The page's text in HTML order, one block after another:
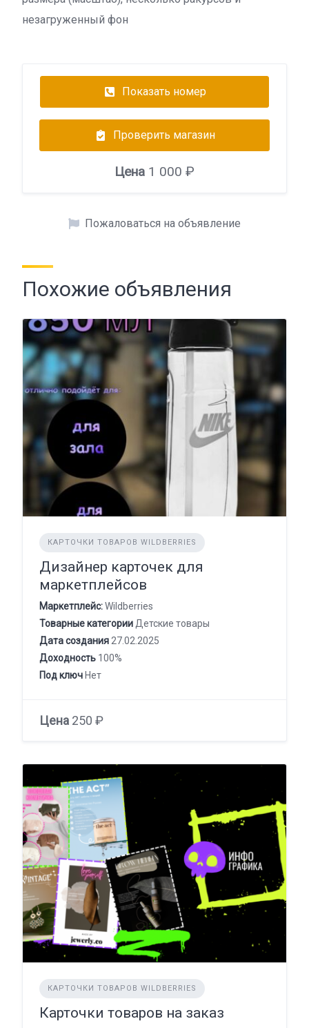
незагруженный фон
Показать номер
Проверить магазин
Цена 1 000 ₽
Пожаловаться на объявление
Похожие объявления
КАРТОЧКИ ТОВАРОВ WILDBERRIES
Дизайнер карточек для
маркетплейсов
Маркетплейс:Wildberries
Товарные категории Детские товары
Дата создания 27.02.2025
Доходность 100%
Под ключ Нет
Цена 250 ₽
КАРТОЧКИ ТОВАРОВ WILDBERRIES
Карточки товаров на заказ